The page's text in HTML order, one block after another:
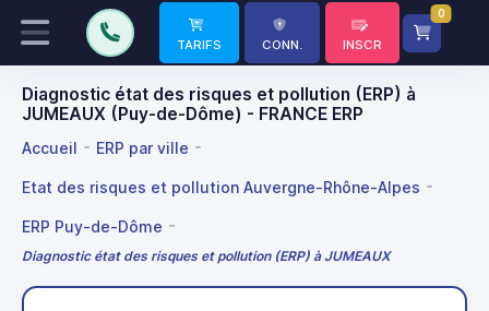
TARIFS CONN. INSCR
0
Diagnostic état des risques et pollution (ERP) à
JUMEAUX (Puy-de-Dôme) - FRANCE ERP
Accueil ERP par ville
Etat des risques et pollution Auvergne-Rhône-Alpes
ERP Puy-de-Dôme
Diagnostic état des risques et pollution (ERP) à JUMEAUX